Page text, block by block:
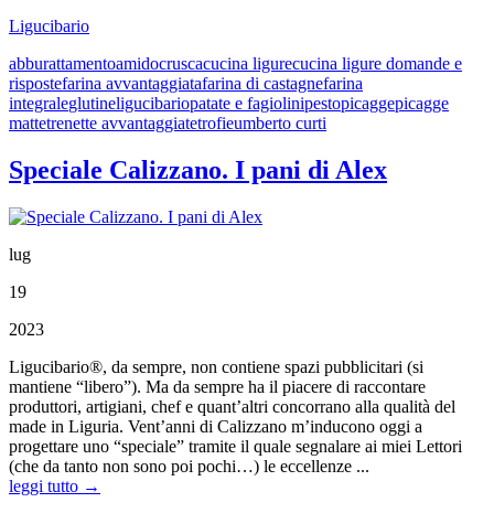
Ligucibario
abburattamentoamidocruscacucina ligurecucina ligure domande e
rispostefarina avvantaggiatafarina di castagnefarina
integraleglutineligucibariopatate e fagiolinipestopicaggepicagge
mattetrenette avvantaggiatetrofieumberto curti
Speciale Calizzano. I pani di Alex
lug
19
2023
Ligucibario®, da sempre, non contiene spazi pubblicitari (si
mantiene “libero”). Ma da sempre ha il piacere di raccontare
produttori, artigiani, chef e quant’altri concorrano alla qualità del
made in Liguria. Vent’anni di Calizzano m’inducono oggi a
progettare uno “speciale” tramite il quale segnalare ai miei Lettori
(che da tanto non sono poi pochi…) le eccellenze ...
leggi tutto →